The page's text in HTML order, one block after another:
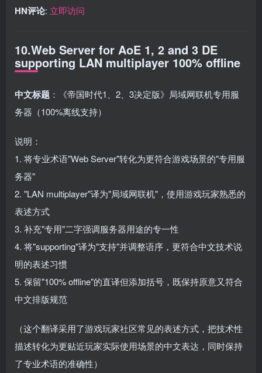
HN评论: 立即访问
10.Web Server for AoE 1, 2 and 3 DE
supporting LAN multiplayer 100% offline
中文标题 ：《帝国时代1、2、3决定版》局域网联机专用服
务器（100%离线支持）
说明：
1. 将专业术语"Web Server"转化为更符合游戏场景的"专用服
务器"
2. "LAN multiplayer"译为"局域网联机"，使用游戏玩家熟悉的
表述方式
3. 补充"专用"二字强调服务器用途的专一性
4. 将"supporting"译为"支持"并调整语序，更符合中文技术说
明的表述习惯
5. 保留"100% offline"的直译但添加括号，既保持原意又符合
中文排版规范
（这个翻译采用了游戏玩家社区常见的表述方式，把技术性
描述转化为更贴近玩家实际使用场景的中文表达，同时保持
了专业术语的准确性）